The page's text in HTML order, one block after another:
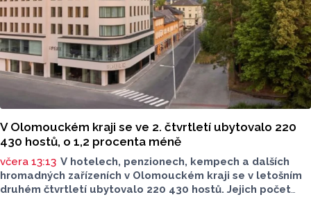
V Olomouckém kraji se ve 2. čtvrtletí ubytovalo 220
430 hostů, o 1,2 procenta méně
včera 13:13 V hotelech, penzionech, kempech a dalších
hromadných zařízeních v Olomouckém kraji se v letošním
druhém čtvrtletí ubytovalo 220 430 hostů. Jejich počet